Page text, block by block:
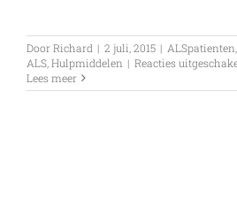
DoorRichard | 2 juli, 2015 | ALSpatienten
ALS Hulpmiddelen | Reacties
Lees meer